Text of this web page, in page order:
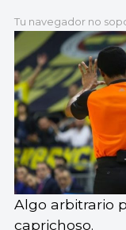
Tu navegador no
Algo arbitrario
caprichoso.